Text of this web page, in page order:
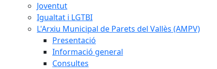
Joventut
Igualtat i LGTBI
L'Arxiu Municipal de Parets del Vallès (AMPV)
Presentació
Informació general
Consultes